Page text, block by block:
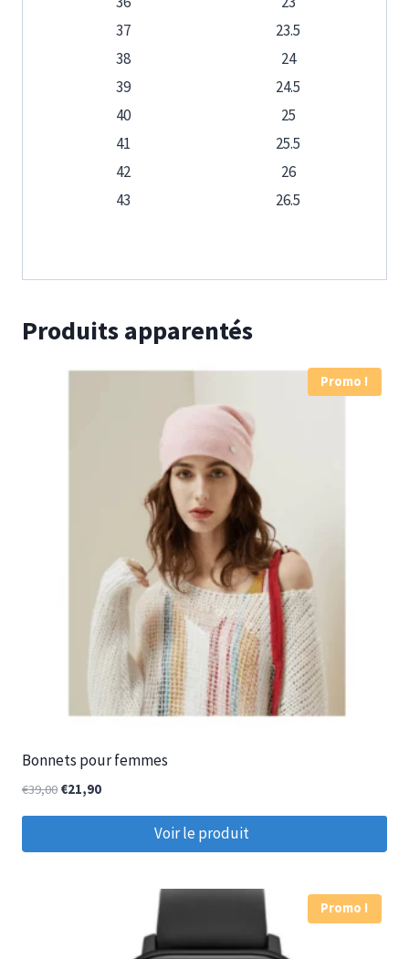
37
23.5
38
24
39
24.5
40
25
41
25.5
42
26
43
26.5
Produits apparentés
Promo !
Bonnets pour femmes
€39,00 €21,90
Voir le produit
Promo !